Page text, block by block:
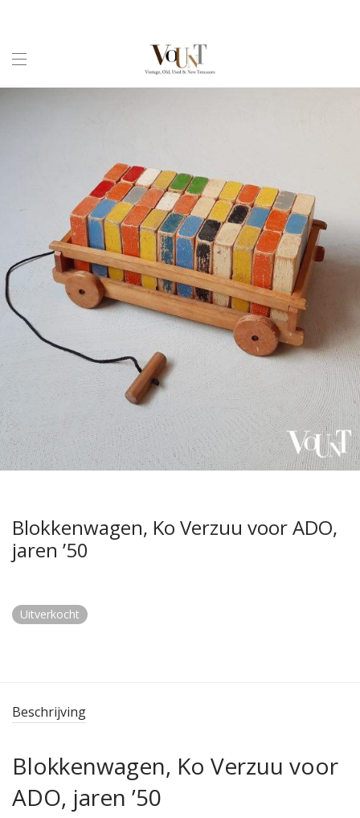
Blokkenwagen, Ko Verzuu voor ADO,
jaren ’50
Uitverkocht
Beschrijving
Blokkenwagen, Ko Verzuu voor
ADO, jaren ’50